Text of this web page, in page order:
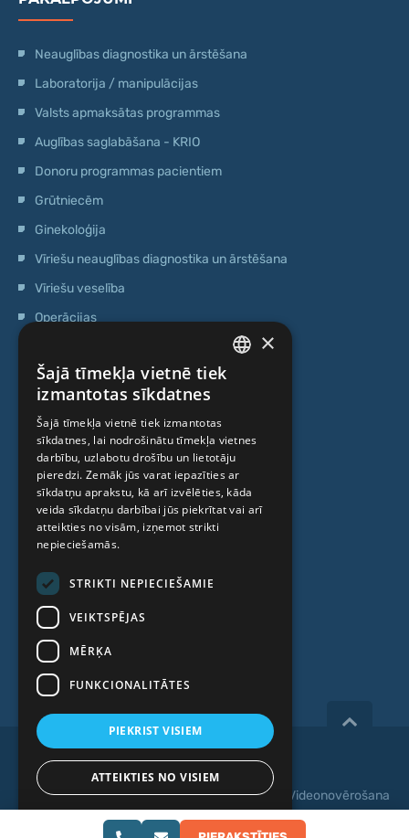
Neauglības diagnostika un ārstēšana
Laboratorija / manipulācijas
Valsts apmaksātas programmas
Auglības saglabāšana - KRIO
Donoru programmas pacientiem
Grūtniecēm
Ginekoloģija
Vīriešu neauglības diagnostika un ārstēšana
Vīriešu veselība
Operācijas
Anti-age speciālista konsultācija
Ambulatorais centrs
Cilmes šūnu centrs
PAR MUMS
Kas mēs esam
Cenas
Kontakti
Raksti
Copyright 2026, iVF Riga.
Privātuma politika | Noteikumi un nosacījumi Videonovērošana
LATVIAN
RUSSIAN
LITHUANIAN
NORWEGIAN
×
Šajā tīmekļa vietnē tiek
izmantotas sīkdatnes
Šajā tīmekļa vietnē tiek izmantotas
sīkdatnes, lai nodrošinātu tīmekļa vietnes
darbību, uzlabotu drošību un lietotāju
pieredzi. Zemāk jūs varat iepazīties ar
sīkdatņu aprakstu, kā arī izvēlēties, kāda
veida sīkdatņu darbībai jūs piekrītat vai arī
atteikties no visām, izņemot strikti
nepieciešamās.
STRIKTI NEPIECIEŠAMIE
VEIKTSPĒJAS
MĒRĶA
FUNKCIONALITĀTES
PIEKRIST VISIEM
ATTEIKTIES NO VISIEM
RĀDĪT DETAĻAS